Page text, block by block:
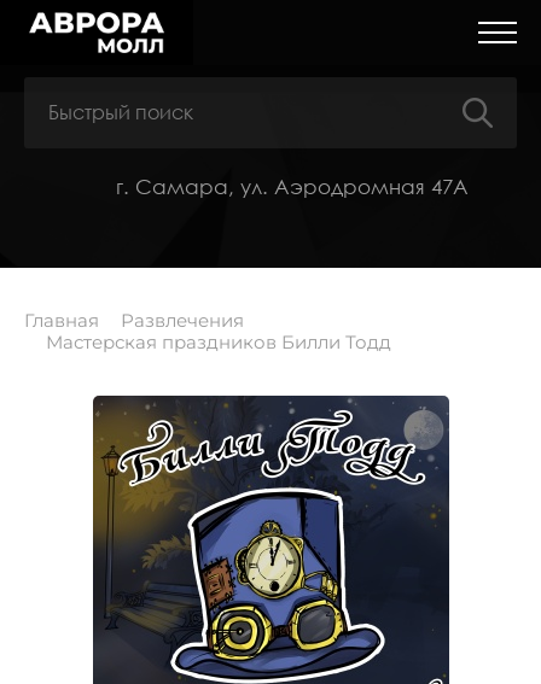
г. Самара, ул. Аэродромная 47А
Главная
Развлечения
Мастерская праздников Билли Тодд